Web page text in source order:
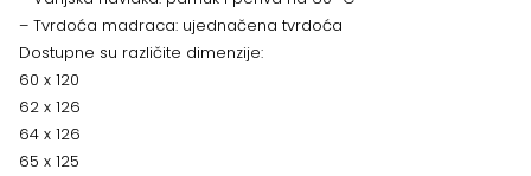
– Tvrdoća madraca: ujednačena tvrdoća
Dostupne su različite dimenzije:
60 x 120
62 x 126
64 x 126
65 x 125